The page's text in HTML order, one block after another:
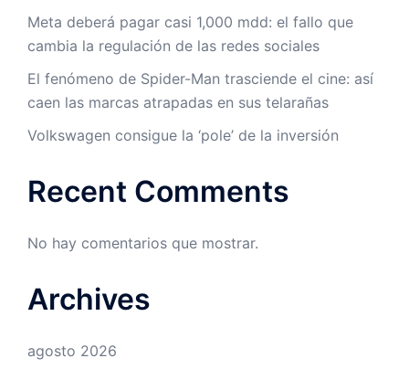
Meta deberá pagar casi 1,000 mdd: el fallo que
cambia la regulación de las redes sociales
El fenómeno de Spider-Man trasciende el cine: así
caen las marcas atrapadas en sus telarañas
Volkswagen consigue la ‘pole’ de la inversión
Recent Comments
No hay comentarios que mostrar.
Archives
agosto 2026